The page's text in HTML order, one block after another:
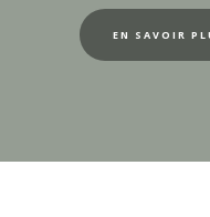
EN SAVOIR